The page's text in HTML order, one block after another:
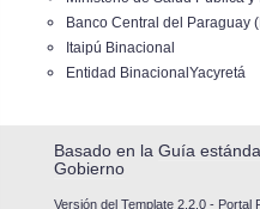
Banco Central del Paraguay
Itaipú Binacional
Entidad BinacionalYacyretá
Basado en la Guía
Gobierno
Versión del Template 2.2.0 - Portal